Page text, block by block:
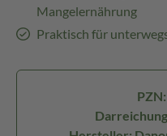
Mangelernährung
Praktisch für